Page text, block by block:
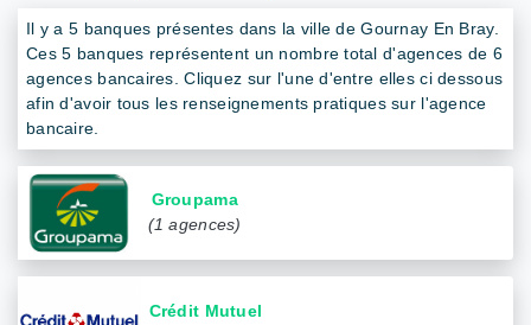
Il y a 5 banques présentes dans la ville de Gournay En Bray.
Ces 5 banques représentent un nombre total d'agences de 6
agences bancaires. Cliquez sur l'une d'entre elles ci dessous
afin d'avoir tous les renseignements pratiques sur l'agence
bancaire.
Groupama
(1 agences)
Crédit Mutuel